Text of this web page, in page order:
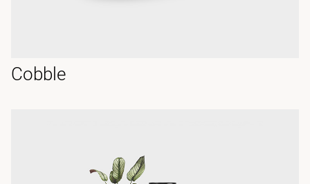
Cobble